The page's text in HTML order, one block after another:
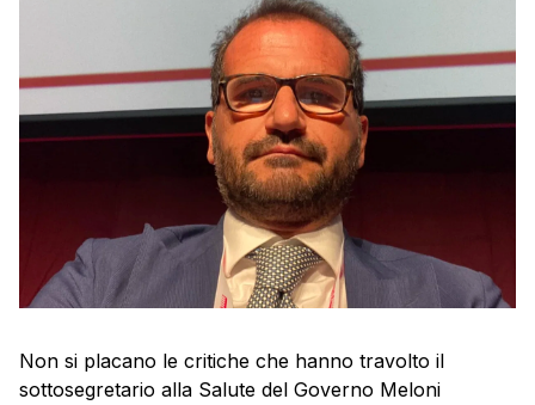
Non si placano le critiche che hanno travolto il
sottosegretario alla Salute del Governo Meloni